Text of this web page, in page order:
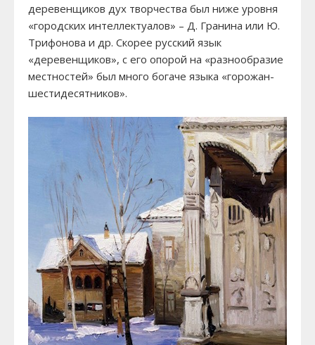
деревенщиков дух творчества был ниже уровня
«городских интеллектуалов» – Д. Гранина или Ю.
Трифонова и др. Скорее русский язык
«деревенщиков», с его опорой на «разнообразие
местностей» был много богаче языка «горожан-
шестидесятников».